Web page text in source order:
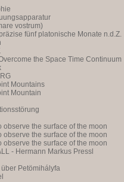
vostrum)
fünf platonische Monate n.d.Z.
the Space Time Continuum
Mountains
Mountain
observe the surface of the moon
observe the surface of the moon
observe the surface of the moon
- Hermann Markus Pressl
Petömihályfa